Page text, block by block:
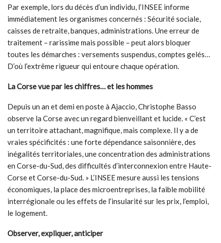
Par exemple, lors du décès d’un individu, l’INSEE informe
immédiatement les organismes concernés : Sécurité sociale,
caisses de retraite, banques, administrations. Une erreur de
traitement – rarissime mais possible – peut alors bloquer
toutes les démarches : versements suspendus, comptes gelés…
D’où l’extrême rigueur qui entoure chaque opération.
La Corse vue par les chiffres… et les hommes
Depuis un an et demi en poste à Ajaccio, Christophe Basso
observe la Corse avec un regard bienveillant et lucide. « C’est
un territoire attachant, magnifique, mais complexe. Il y a de
vraies spécificités : une forte dépendance saisonnière, des
inégalités territoriales, une concentration des administrations
en Corse-du-Sud, des difficultés d’interconnexion entre Haute-
Corse et Corse-du-Sud. » L’INSEE mesure aussi les tensions
économiques, la place des microentreprises, la faible mobilité
interrégionale ou les effets de l’insularité sur les prix, l’emploi,
le logement.
Observer, expliquer, anticiper